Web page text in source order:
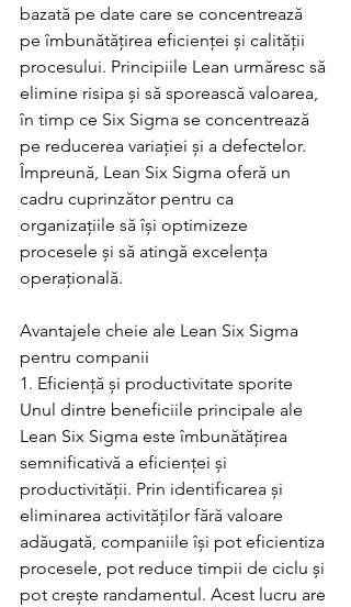
bazată pe date care se concentrează
pe îmbunătățirea eficienței și calității
procesului. Principiile Lean urmăresc să
elimine risipa și să sporească valoarea,
în timp ce Six Sigma se concentrează
pe reducerea variației și a defectelor.
Împreună, Lean Six Sigma oferă un
cadru cuprinzător pentru ca
organizațiile să își optimizeze
procesele și să atingă excelența
operațională.
Avantajele cheie ale Lean Six Sigma
pentru companii
1. Eficiență și productivitate sporite
Unul dintre beneficiile principale ale
Lean Six Sigma este îmbunătățirea
semnificativă a eficienței și
productivității. Prin identificarea și
eliminarea activităților fără valoare
adăugată, companiile își pot eficientiza
procesele, pot reduce timpii de ciclu și
pot crește randamentul. Acest lucru are